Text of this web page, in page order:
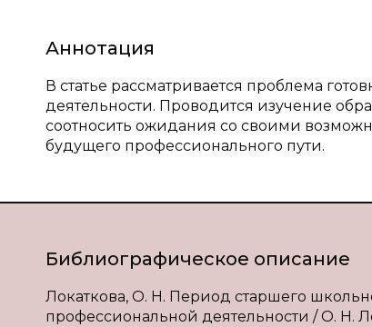
Аннотация
В статье рассматривается проблема
деятельности. Проводится изучение
соотносить ожидания со своими
будущего профессионального пути.
Библиографическое описание
Локаткова, О. Н. Период старшего
профессиональной деятельности / О. Н.